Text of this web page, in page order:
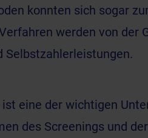
konnten sich sogar
werden von
Selbstzahlerleistungen.
ist eine der wichtigen
des Screenings und